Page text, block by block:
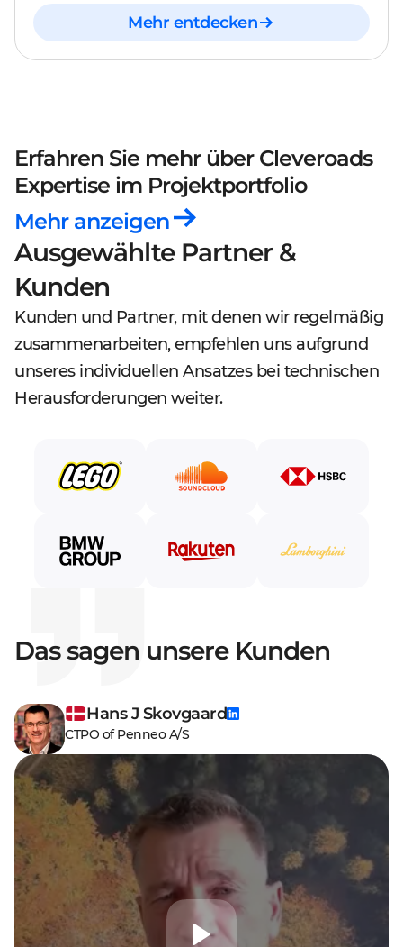
Mehr entdecken
Erfahren Sie mehr über Cleveroads
Expertise im Projektportfolio
Mehr anzeigen
Ausgewählte Partner &
Kunden
Kunden und Partner, mit denen wir regelmäßig
zusammenarbeiten, empfehlen uns aufgrund
unseres individuellen Ansatzes bei technischen
Herausforderungen weiter.
Das sagen unsere Kunden
Hans J Skovgaard
CTPO of Penneo A/S